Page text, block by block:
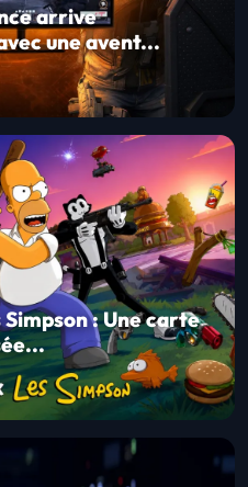
arrive
une avent...
: Une carte